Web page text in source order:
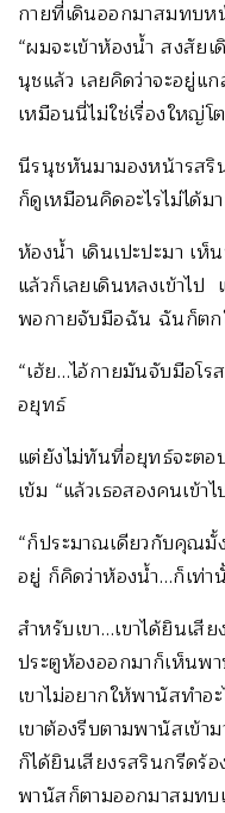
กายที่เดินออกมาสมทบห
“ผมจะเข้าห้องน้ำ สงสัย
นุชแล้ว เลยคิดว่าจะอยู่แ
เหมือนนี่ไม่ใช่เรื่องใหญ่โ
นีรนุชหันมามองหน้ารสริ
ก็ดูเหมือนคิดอะไรไม่ได้ม
ห้องน้ำ เดินเปะปะมา เห็
แล้วก็เลยเดินหลงเข้าไป
พอกายจับมือฉัน ฉันก็ตก
“เฮ้ย…ไอ้กายมันจับมือโ
อยุทธ์
แต่ยังไม่ทันที่อยุทธ์จะตอ
เข้ม “แล้วเธอสองคนเข้า
“ก็ประมาณเดียวกับคุณมั้
อยู่ ก็คิดว่าห้องน้ำ…ก็เท่
สำหรับเขา…เขาได้ยินเสี
ประตูห้องออกมาก็เห็นพ
เขาไม่อยากให้พานัสทำอ
เขาต้องรีบตามพานัสเข้า
ก็ได้ยินเสียงรสรินกรีดร้
พานัสก็ตามออกมาสมทบ